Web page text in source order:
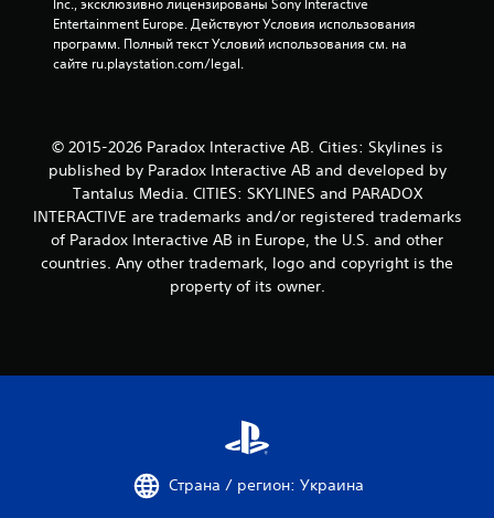
н
4
о
ц
е
Entertainment Europe. Действуют Условия использования
программ. Полный текст Условий использования см. на
сайте ru.playstation.com/legal.
© 2015-2026 Paradox Interactive AB. Cities: Skylines is
published by Paradox Interactive AB and developed by
Tantalus Media. CITIES: SKYLINES and PARADOX
INTERACTIVE are trademarks and/or registered trademarks
of Paradox Interactive AB in Europe, the U.S. and other
countries. Any other trademark, logo and copyright is the
property of its owner.
Страна / регион: Украина